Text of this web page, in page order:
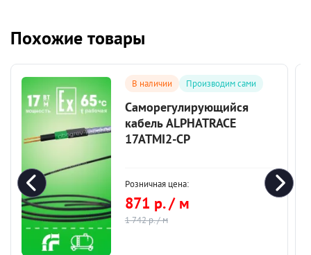
Похожие товары
В наличии Производим сами
Саморегулирующийся
кабель ALPHATRACE
17ATMI2-CP
Розничная цена:
871 р. / м
1 742 р. / м